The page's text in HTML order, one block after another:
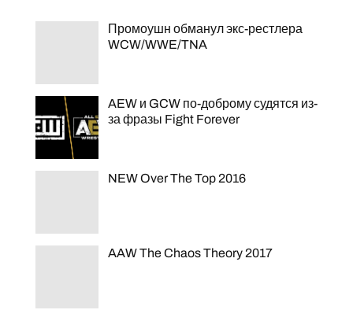
Промоушн обманул экс-рестлера
WCW/WWE/TNA
AEW и GCW по-доброму судятся из-
за фразы Fight Forever
NEW Over The Top 2016
AAW The Chaos Theory 2017